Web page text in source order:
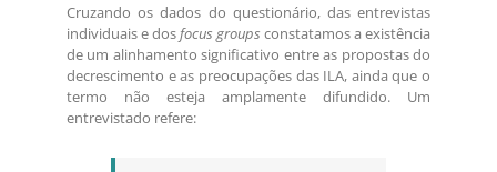
Cruzando os dados do questionário, das entrevistas
individuais e dosfocus groups constatamos a existência
de um alinhamento significativo entre as propostas do
decrescimento e as preocupações das ILA, ainda que o
termo não esteja amplamente difundido. Um
entrevistado refere: